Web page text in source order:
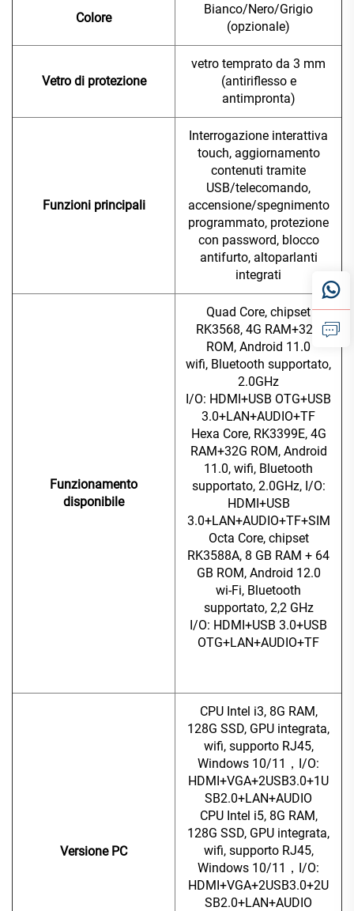
Colore
Bianco/Nero/Grigio
(opzionale)
Vetro di protezione
vetro temprato da 3 mm
(antiriflesso e
antimpronta)
Funzioni principali
Interrogazione interattiva
touch, aggiornamento
contenuti tramite
USB/telecomando,
accensione/spegnimento
programmato, protezione
con password, blocco
antifurto, altoparlanti
integrati
Funzionamento
disponibile
Quad Core, chipset
RK3568, 4G RAM+32G
ROM, Android 11.0
wifi, Bluetooth supportato,
2.0GHz
I/O: HDMI+USB OTG+USB
3.0+LAN+AUDIO+TF
Hexa Core, RK3399E, 4G
RAM+32G ROM, Android
11.0, wifi, Bluetooth
supportato, 2.0GHz, I/O:
HDMI+USB
3.0+LAN+AUDIO+TF+SIM
Octa Core, chipset
RK3588A, 8 GB RAM + 64
GB ROM, Android 12.0
wi-Fi, Bluetooth
supportato, 2,2 GHz
I/O: HDMI+USB 3.0+USB
OTG+LAN+AUDIO+TF
Versione PC
CPU Intel i3, 8G RAM,
128G SSD, GPU integrata,
wifi, supporto RJ45,
Windows 10/11，I/O:
HDMI+VGA+2USB3.0+1U
SB2.0+LAN+AUDIO
CPU Intel i5, 8G RAM,
128G SSD, GPU integrata,
wifi, supporto RJ45,
Windows 10/11，I/O:
HDMI+VGA+2USB3.0+2U
SB2.0+LAN+AUDIO